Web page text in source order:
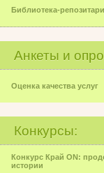
Библиотека-
Анкеты и
Оценка качества услуг
Конкурсы:
Конкурс Край ON:
истории